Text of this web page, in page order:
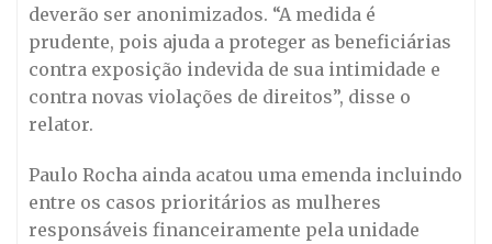
deverão ser anonimizados. “A medida é
prudente, pois ajuda a proteger as beneficiárias
contra exposição indevida de sua intimidade e
contra novas violações de direitos”, disse o
relator.
Paulo Rocha ainda acatou uma emenda incluindo
entre os casos prioritários as mulheres
responsáveis financeiramente pela unidade